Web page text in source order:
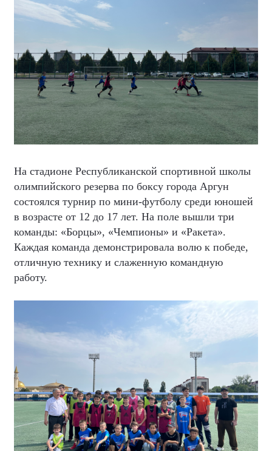
На стадионе Республиканской спортивной школы
олимпийского резерва по боксу города Аргун
состоялся турнир по мини-футболу среди юношей
в возрасте от 12 до 17 лет. На поле вышли три
команды: «Борцы», «Чемпионы» и «Ракета».
Каждая команда демонстрировала волю к победе,
отличную технику и слаженную командную
работу.